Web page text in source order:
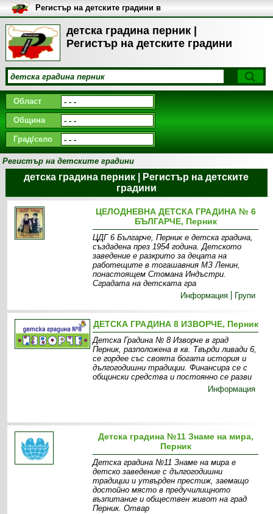
детска градина перник |
Регистър на детските градини
Регистър на детските градини в
България
Област
Община
Град/село
Регистър на детските градини
детска градина перник | Регистър на детските
градини
ЦЕЛОДНЕВНА ДЕТСКА ГРАДИНА № 6
БЪЛГАРЧЕ, Перник
ЦДГ 6 Българче, Перник е детска градина,
създадена през 1954 година. Детското
заведение е разкрито за децата на
работещите в тогашавния МЗ Ленин,
понастоящем Стомана Индъстри.
Сградата на детската гра
Информация
Групи
ДЕТСКА ГРАДИНА 8 ИЗВОРЧЕ, Перник
Детска Градина № 8 Изворче в град
Перник, разположена в кв. Твърди ливади 6,
се гордее със своята богата история и
дългогодишни традиции. Финансира се с
общински средства и постоянно се разви
Информация
Детска градина №11 Знаме на мира,
Перник
Детска градина №11 Знаме на мира е
детско заведение с дългогодишни
традиции и утвърден престиж, заемащо
достойно място в предучилищното
възпитание и обществен живот на град
Перник. Отвар